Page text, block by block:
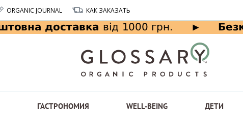
ORGANIC JOURNAL КАК ЗАКАЗАТЬ
ГАСТРОНОМИЯ WELL-BEING ДЕТИ